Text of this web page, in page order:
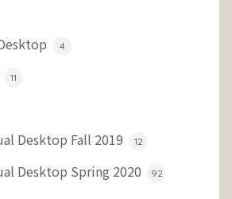
4
11
Desktop Fall 2019 12
Desktop Spring 2020 92